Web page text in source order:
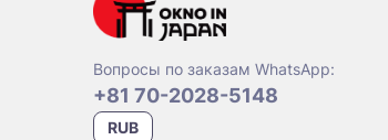
Вопросы по заказам WhatsApp:
+81 70-2028-5148
RUB